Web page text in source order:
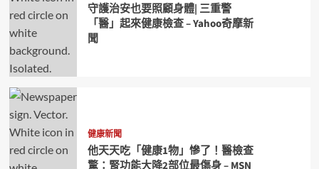
守護治安也要照顧身體| 三重警
「醫」起來健康檢查 – Yahoo奇摩新
聞
健康新聞
他天天吃「健康1物」慘了！醫檢查
驚：腎功能大降2部位最傷身 – MSN